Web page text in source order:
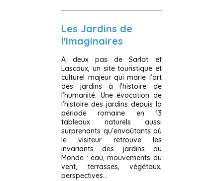
Les Jardins de
l'Imaginaires
A deux pas de Sarlat et
Lascaux, un site touristique et
culturel majeur qui marie l’art
des jardins à l’histoire de
l’humanité. Une évocation de
l’histoire des jardins depuis la
période romaine en 13
tableaux naturels aussi
surprenants qu’envoûtants où
le visiteur retrouve les
invariants des jardins du
Monde : eau, mouvements du
vent, terrasses, végétaux,
perspectives…